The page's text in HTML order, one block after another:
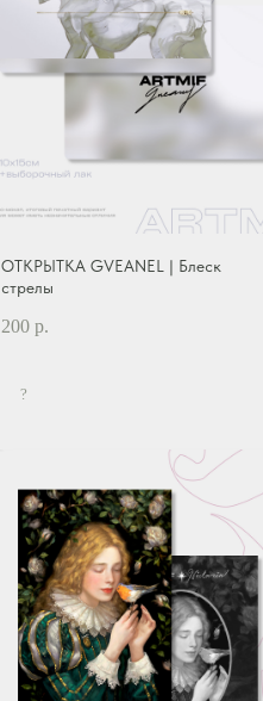
ОТКРЫТКА GVEANEL | Блеск
стрелы
200 р.
?